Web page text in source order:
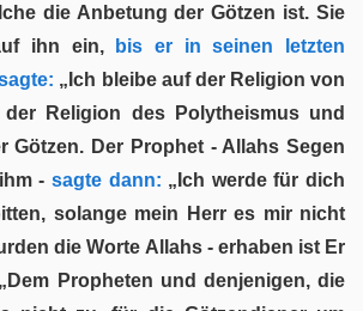
die Anbetung der Götzen ist. Sie
ihn ein,bis er in seinen letzten
„Ich bleibe auf der Religion von
der Religion des Polytheismus und
Götzen. Der Prophet - Allahs Segen
- sagte dann: „Ich werde für dich
solange mein Herr es mir nicht
die Worte Allahs - erhaben ist Er
„Dem Propheten und denjenigen, die